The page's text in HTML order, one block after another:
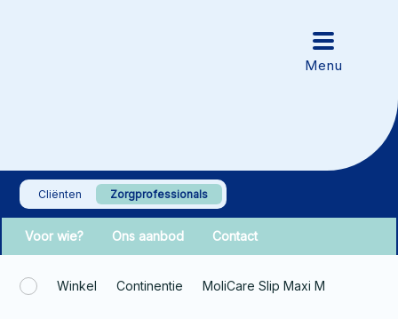
Cliënten Zorgprofessionals
Voor wie? Ons aanbod Contact
Winkel Continentie MoliCare Slip Maxi M